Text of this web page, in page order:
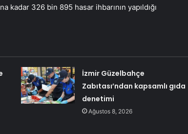
kadar 326 bin 895 hasar ihbarının yapıldığı
İzmir Güzelbahçe
Zabıtası’ndan kapsamlı gıda
denetimi
Ağustos 8, 2026